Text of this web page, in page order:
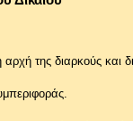
αρχή της διαρκούς και